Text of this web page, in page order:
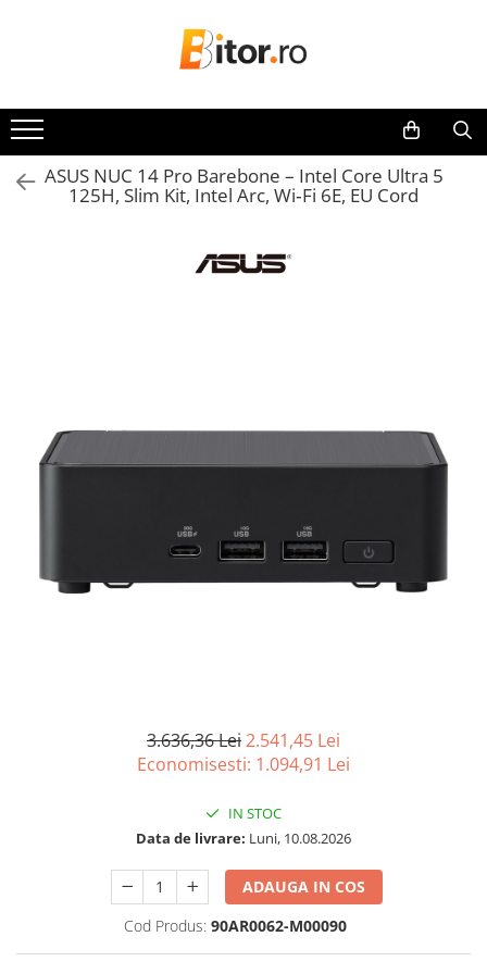
Laptop , PC, Tablete
Laptop-uri
Laptop-uri Gaming
Laptop-uri Workstation
Imprimante & Multifuncționale
Imprimanta Laser Color
Imprimante Matriciale
Multifuncțional Cerneală
Cerneală & Cap de Printare
Imprimante Large Format Printer
Accesorii Large Format
Plottere & Scannere
Scannere
ASUS NUC 14 Pro Barebone – Intel Core Ultra 5
125H, Slim Kit, Intel Arc, Wi‑Fi 6E, EU Cord
3.636,36 Lei2.541,45 Lei
Economisesti: 1.094,91 Lei
IN STOC
Data de livrare: Luni, 10.08.2026
ADAUGA IN COS
Cod Produs: 90AR0062-M00090